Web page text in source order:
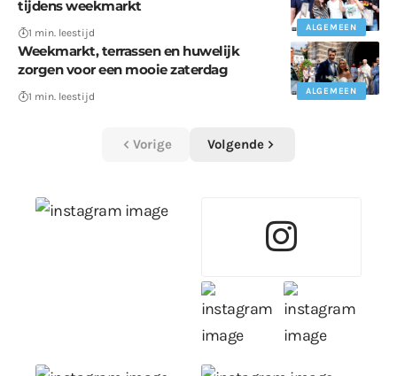
ALGEMEEN
tijdens weekmarkt
1 min. leestijd
ALGEMEEN
Weekmarkt, terrassen en huwelijk
zorgen voor een mooie zaterdag
1 min. leestijd
Vorige Volgende